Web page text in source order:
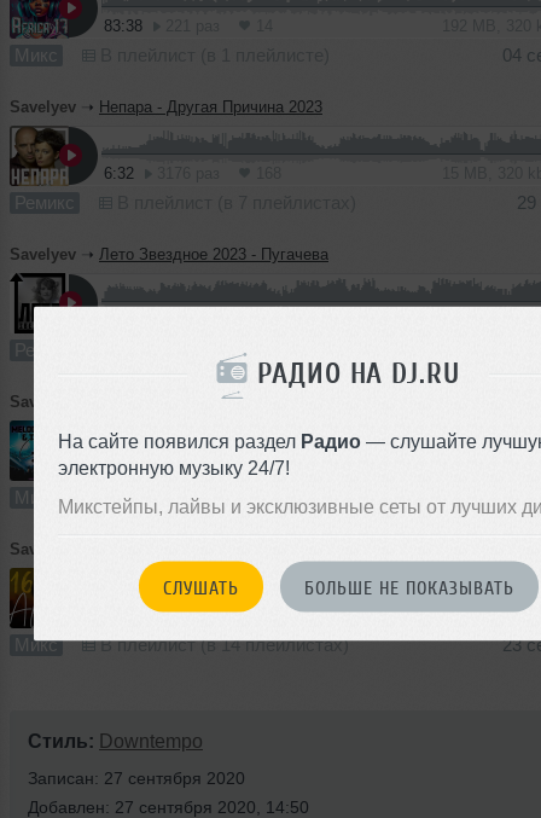
РАДИО НА DJ.RU
На сайте появился раздел Радио — слушайте
электронную музыку 24/7!
Микстейпы, лайвы и эксклюзивные сеты от лучших
СЛУШАТЬ БОЛЬШЕ НЕ ПОКАЗЫВАТЬ
83:38
Микс 04
Savelyev ➝ Непара - Другая Причина 2023
6:32
Ремикс 29
Savelyev ➝ Лето Звездное 2023 - Пугачева
Ремикс В плейлист (в 4 плейлистах)
Savelyev
59:54 855 раз 73
Микс В плейлист (в 3 плейлистах)
Savelyev
1275 раз 135 MB, 320
Микс В плейлист (в 14 плейлистах) 23
Стиль: Downtempo
Записан: 27 сентября 2020
Добавлен: 27 сентября 2020, 14:50